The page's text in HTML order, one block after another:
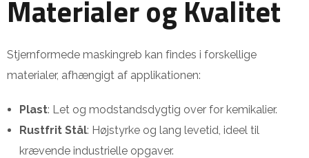
Materialer og Kvalitet
Stjernformede maskingreb kan findes i forskellige
materialer, afhængigt af applikationen:
Plast: Let og modstandsdygtig over for kemikalier.
Rustfrit Stål: Højstyrke og lang levetid, ideel til
krævende industrielle opgaver.